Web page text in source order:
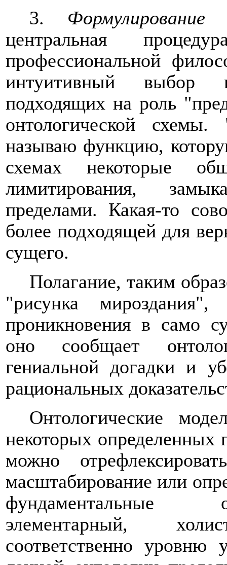
3.
центральная
профессиональной
интуитивный выбор
подходящих на роль
онтологической
называю функцию,
схемах некоторые
лимитирования,
пределами. Какая-то
более подходящей для
сущего.
Полагание, таким
"рисунка
проникновения в само
оно сообщает
гениальной догадки и
рациональных
Онтологические
некоторых определенных
можно
масштабирование или
фундаментальные
элементарный,
соответственно уровню